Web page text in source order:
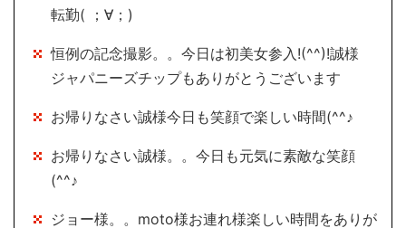
転勤( ；∀；)
恒例の記念撮影。。今日は初美女参入!(^^)!誠様
ジャパニーズチップもありがとうございます
お帰りなさい誠様今日も笑顔で楽しい時間(^^♪
お帰りなさい誠様。。今日も元気に素敵な笑顔
(^^♪
ジョー様。。moto様お連れ様楽しい時間をありが